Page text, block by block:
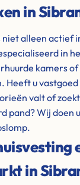
in
niet alleen actief
in
kamers
Heeft u
valt of
pand? Wij doen
in